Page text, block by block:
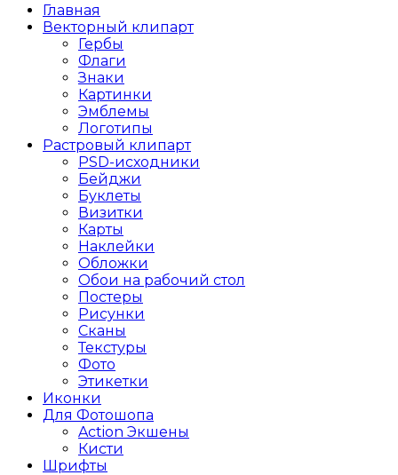
Главная
Векторный клипарт
Гербы
Флаги
Знаки
Картинки
Эмблемы
Логотипы
Растровый клипарт
PSD-исходники
Бейджи
Буклеты
Визитки
Карты
Наклейки
Обложки
Обои на рабочий стол
Постеры
Рисунки
Сканы
Текстуры
Фото
Этикетки
Иконки
Для Фотошопа
Action Экшены
Кисти
Шрифты